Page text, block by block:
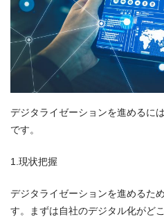
デジタライゼーションを進めるに
です。
1.現状把握
デジタライゼーションを進めるた
す。まずは自社のデジタル化がど